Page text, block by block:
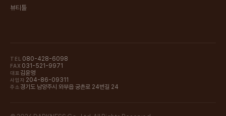
뷰티툴
TEL 080-428-6098
FAX 031-521-9971
대표 김윤영
사업자 204-86-09311
주소경기도 남양주시 와부읍 궁촌로 24번길 24